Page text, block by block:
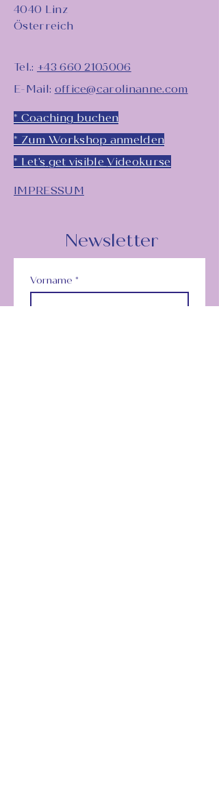
4040 Linz
Österreich
Tel.: +43 660 2105006
E-Mail: office@carolinanne.com
* Coaching buchen
* Zum Workshop anmelden
* Let's get visibleVideokurse
IMPRESSUM
Newsletter
Vorname *